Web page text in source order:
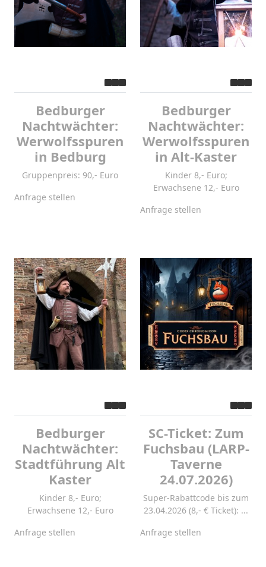
Bedburger
Nachtwächter:
Werwolfsspuren
in Bedburg
Gruppenpreis: 90,- Euro
Anfrage stellen
Bedburger
Nachtwächter:
Werwolfsspuren
in Alt-Kaster
Kinder 8,- Euro;
Erwachsene 12,- Euro
Anfrage stellen
Bedburger
Nachtwächter:
Stadtführung Alt
Kaster
Kinder 8,- Euro;
Erwachsene 12,- Euro
Anfrage stellen
SC-Ticket: Zum
Fuchsbau (LARP-
Taverne
24.07.2026)
Super-Rabattcode bis zum
23.04.2026 (8,- € Ticket): ...
Anfrage stellen